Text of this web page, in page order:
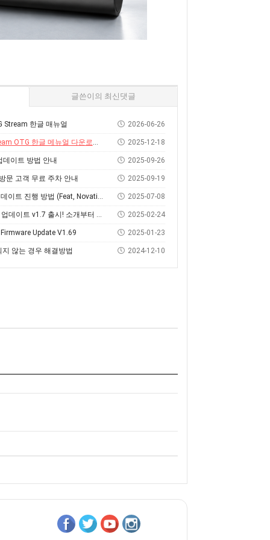
글쓴이의 최신댓글
Stream 한글 매뉴얼 2026-06-26
한글 메뉴얼 다운로드 및 사용 방법 2025-12-18
이트 방법 안내 2025-09-26
문 고객 무료 주차 안내 2025-09-19
행 방법 (Feat, Novation Components) 2025-07-08
v1.7 출시! 소개부터 설치 방법까지 2025-02-24
Update V1.69 2025-01-23
않는 경우 해결방법 2024-12-10